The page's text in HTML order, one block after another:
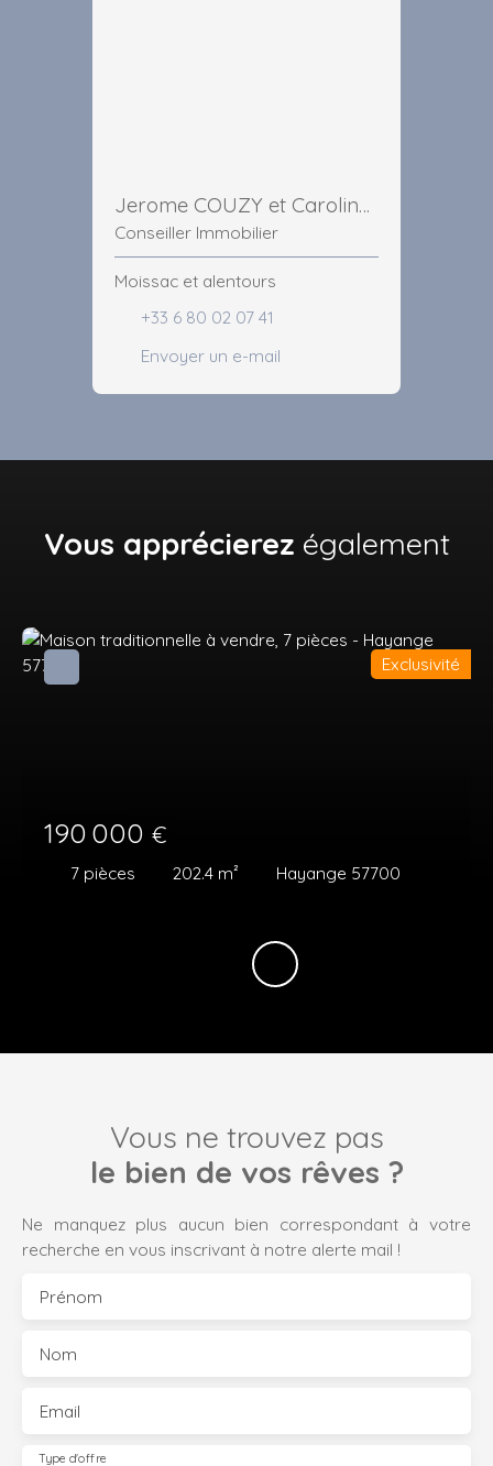
Jerome COUZY et Caroline MARCHIOL
Conseiller Immobilier
Moissac et alentours
+33 6 80 02 07 41
Envoyer un e-mail
Vous apprécierez également
190 000 €
7 pièces 202.4 m² Hayange 57700
Exclusivité
Vous ne trouvez pas
le bien de vos rêves ?
Ne manquez plus aucun bien correspondant à votre
recherche en vous inscrivant à notre alerte mail !
Prénom
Nom
Email
Type d'offre